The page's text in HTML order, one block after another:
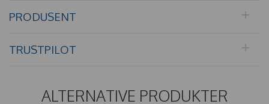
PRODUSENT
TRUSTPILOT
ALTERNATIVE PRODUKTER